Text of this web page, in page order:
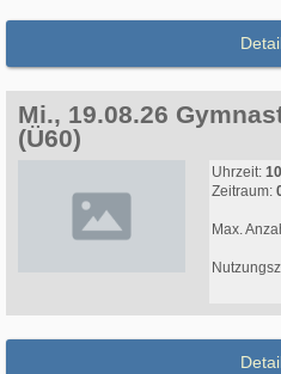
Mi., 19.08.26
(Ü60)
Uhrzeit:
Zeitraum:
Max.